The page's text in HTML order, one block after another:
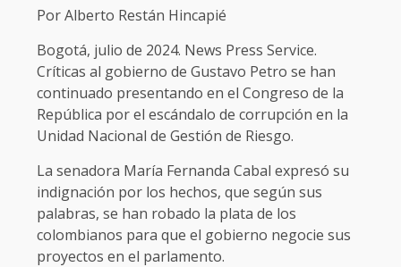
Por Alberto Restán Hincapié
Bogotá, julio de 2024. News Press Service.
Críticas al gobierno de Gustavo Petro se han
continuado presentando en el Congreso de la
República por el escándalo de corrupción en la
Unidad Nacional de Gestión de Riesgo.
La senadora María Fernanda Cabal expresó su
indignación por los hechos, que según sus
palabras, se han robado la plata de los
colombianos para que el gobierno negocie sus
proyectos en el parlamento.